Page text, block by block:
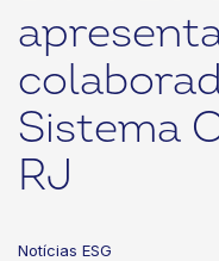
Sistema
RJ
Notícias ESG